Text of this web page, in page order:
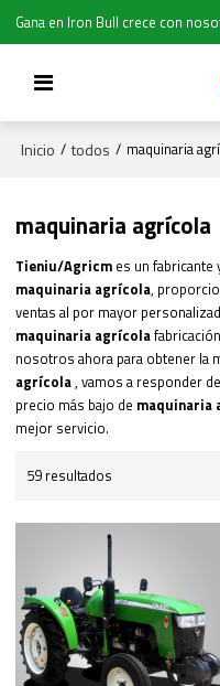
Gana en Iron Bull crece con
Inicio / todos / maquinaria
maquinaria agrícola
Tieniu/Agricm es un
maquinaria agrícola,
ventas al por mayor
maquinaria agrícola
nosotros ahora para obtener la
agrícola, vamos a responder
precio más bajo de maquinaria
mejor servicio.
59 resultados